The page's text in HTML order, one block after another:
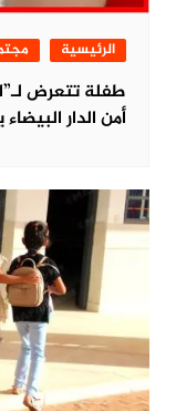
الرئيسية
طفلة تتعرض
أمن الدار